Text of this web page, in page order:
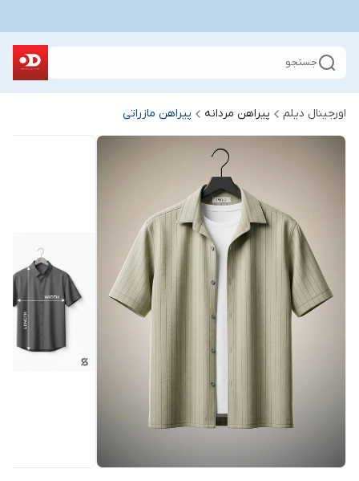
جستجو
اورجینال دیلم پیراهن مردانه پیراهن مازراتی